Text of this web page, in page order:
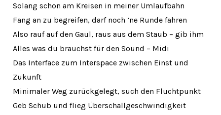
Solang schon am Kreisen in meiner Umlaufbahn
Fang an zu begreifen, darf noch ’ne Runde fahren
Also rauf auf den Gaul, raus aus dem Staub – gib ihm
Alles was du brauchst für den Sound – Midi
Das Interface zum Interspace zwischen Einst und
Zukunft
Minimaler Weg zurückgelegt, such den Fluchtpunkt
Geb Schub und flieg Überschallgeschwindigkeit